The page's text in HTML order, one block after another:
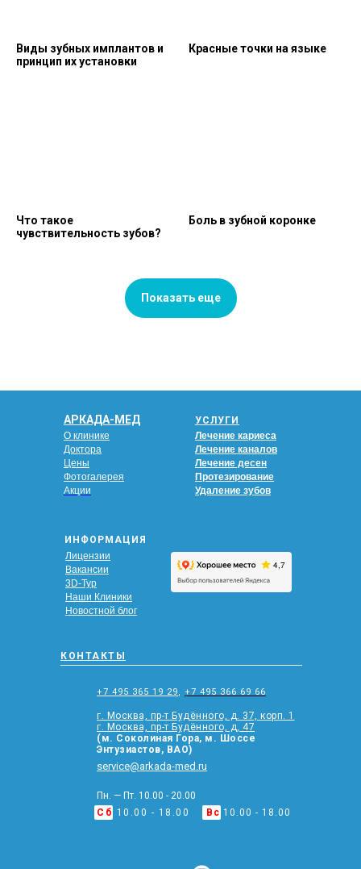
Виды зубных имплантов и
принцип их установки
Красные точки на языке
Что такое
чувствительность зубов?
Боль в зубной коронке
Показать еще
О клинике
Доктора
Цены
Фотогалерея
Акции
УСЛУГИ
Лечение кариеса
Лечение каналов
Лечение десен
Протезирование
Удаление зубов
ИНФОРМАЦИЯ
Лицензии
Вакансии
3D-Тур
Наши Клиники
Новостной блог
КОНТАКТЫ
+7 495 365 19 29, +7 495 366 69 66
г. Москва, пр-т Будённого, д. 37, корп. 1
г. Москва, пр-т Будённого, д, 47
(м. Соколиная Гора, м. Шоссе
Энтузиастов, ВАО)
service@arkada-med.ru
АРКАДА-МЕД
Пн. — Пт. 10.00 - 20.00
Сб 10.00 - 18.00 Вс 10.00 - 18.00